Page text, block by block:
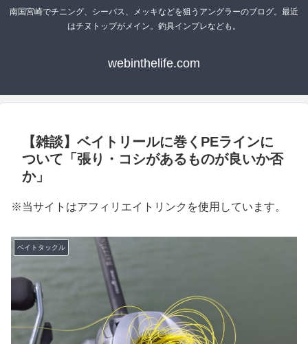
南国宮崎でチニング、シーバス、メッキなどを狙うアングラーのブログ。最近
はチヌトップがメイン。釣具インプレなども。
webinthelife.com
【雑談】ベイトリールに巻くPEラインに
ついて「張り・コシがあるものが良いか否
か」
※当サイトはアフィリエイトリンクを使用しています。
ベイトタックル